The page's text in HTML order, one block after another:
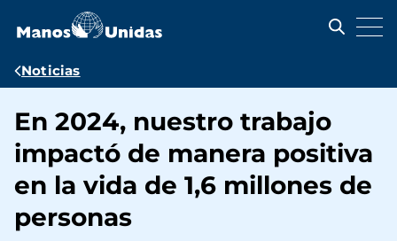
contenido
Ruta
navegación
Noticias
En 2024, nuestro trabajo
impactó de manera positiva
en la vida de 1,6 millones de
personas